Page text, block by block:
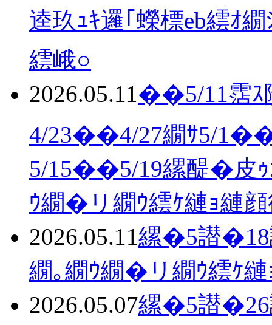
逵玖ｭｷ邏｢蠑標eb繧ｵ
繧峨○
2026.05.11��5/11霑ｽ
4/23��4/27繝ｻ5/
5/15��5/19縲醍�皮ｩ
ｳ繝�リ繝ｳ繧ｹ縺ｮ縺
2026.05.11縲�5譛�18
繝｡繝ｳ繝�リ繝ｳ繧ｹ
2026.05.07縲�5譛�26